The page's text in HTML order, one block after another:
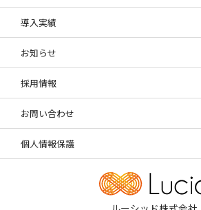
導入実績
お知らせ
採用情報
お問い合わせ
個人情報保護